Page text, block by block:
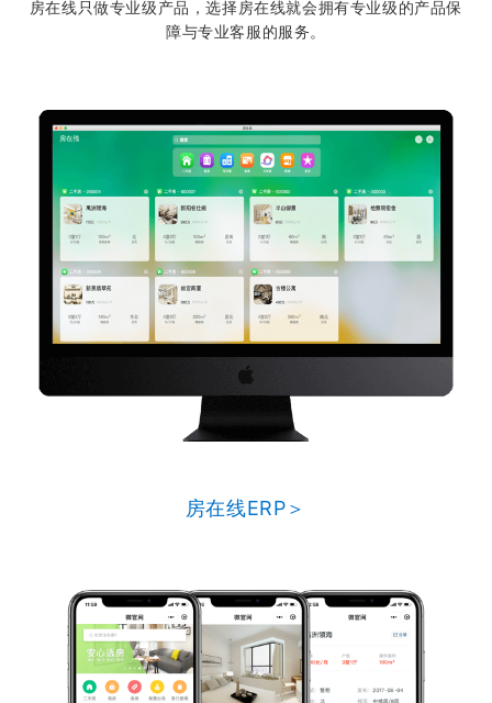
房在线只做专业级产品，选择房在线就会拥有专业级的产品保
障与专业客服的服务。
房在线ERP＞